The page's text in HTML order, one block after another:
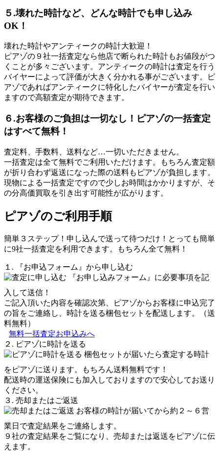
５.壊れた時計など、どんな時計でも申し込み
OK！
壊れた時計やアンティークの時計大歓迎！
ピアゾの９社一括査定なら他店で断られた時計もお値段がつ
くことが多々ございます。アンティークの時計は査定を行う
バイヤーによって評価が大きく分かれる事がございます。ピ
アゾであればアンティークに特化したバイヤーが査定を行い
ますので高額査定が期待できます。
６.お客様のご負担は一切なし！ピアゾの一括査定
はすべて無料！
査定料、手数料、送料など…一切いただきません。
一括査定は全て無料でご利用いただけます。もちろん査定額
が折り合わず返送になった際の送料もピアゾが負担します。
現物による一括査定ですので少しお時間はかかりますが、そ
の分高価買取を引き出す可能性が広がります。
ピアゾのご利用手順
簡単３ステップ！申し込んで送って待つだけ！とっても簡単
に9社一括査定を利用できます。もちろん全て無料！
１. 『お申込フォーム』から申し込む
『お申し込みフォーム』に必要事項を記
入して送信！
ご記入頂いた内容を確認次第、ピアゾからお客様に申込完了
の旨をご連絡し、時計を送る梱包セットを配送します。（送
料無料）
無料一括査定お申込みへ
２. ピアゾに時計を送る
梱包セットが届いたら査定する時計
をピアゾに送ります。もちろん送料無料です！
配送時の運送保険にも加入しておりますので安心してお送り
ください。
３. 売却またはご返送
お客様の時計が届いてから約２～６営
業日で査定結果をご連絡します。
９社の査定結果をご覧になり、売却または返送をピアゾに伝
えます。